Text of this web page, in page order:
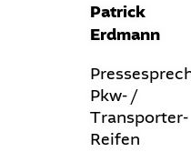
Patrick
Erdmann
Pkw- /
Transporter-
Reifen